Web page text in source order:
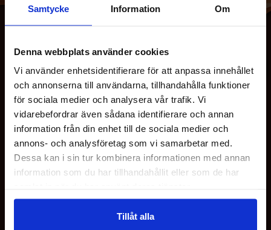
Samtycke Information Om
Denna webbplats använder cookies
Vi använder enhetsidentifierare för att anpassa innehållet
och annonserna till användarna, tillhandahålla funktioner
för sociala medier och analysera vår trafik. Vi
vidarebefordrar även sådana identifierare och annan
information från din enhet till de sociala medier och
annons- och analysföretag som vi samarbetar med.
Dessa kan i sin tur kombinera informationen med annan
information som du har tillhandahållit eller som de har
Tillåt alla
OM OS
KUNDESERVICE
MINE SIDER